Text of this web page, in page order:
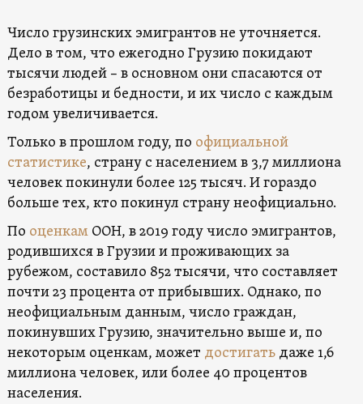
Число грузинских эмигрантов не уточняется.
Дело в том, что ежегодно Грузию покидают
тысячи людей – в основном они спасаются от
безработицы и бедности, и их число с каждым
годом увеличивается.
Только в прошлом году, по официальной
статистике, страну с населением в 3,7 миллиона
человек покинули более 125 тысяч. И гораздо
больше тех, кто покинул страну неофициально.
По оценкам ООН, в 2019 году число эмигрантов,
родившихся в Грузии и проживающих за
рубежом, составило 852 тысячи, что составляет
почти 23 процента от прибывших. Однако, по
неофициальным данным, число граждан,
покинувших Грузию, значительно выше и, по
некоторым оценкам, может достигатьдаже 1,6
миллиона человек, или более 40 процентов
населения.